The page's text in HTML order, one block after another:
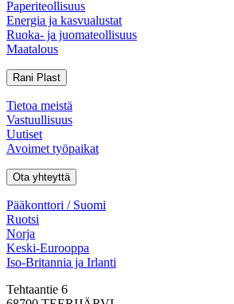
Paperiteollisuus
Energia ja kasvualustat
Ruoka- ja juomateollisuus
Maatalous
Rani Plast
Tietoa meistä
Vastuullisuus
Uutiset
Avoimet työpaikat
Ota yhteyttä
Pääkonttori / Suomi
Ruotsi
Norja
Keski-Eurooppa
Iso-Britannia ja Irlanti
Tehtaantie 6